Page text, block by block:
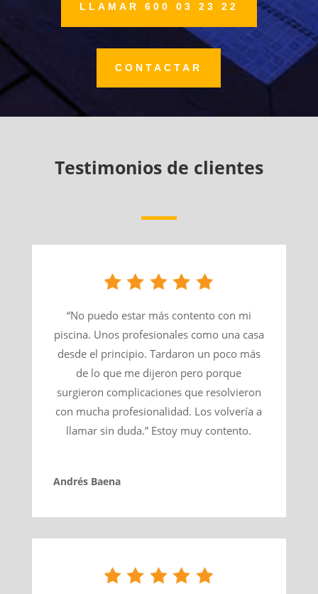
LLAMAR 600 03 23 22
CONTACTAR
Testimonios de clientes
“No puedo estar más contento con mi
piscina. Unos profesionales como una casa
desde el principio. Tardaron un poco más
de lo que me dijeron pero porque
surgieron complicaciones que resolvieron
con mucha profesionalidad. Los volvería a
llamar sin duda.” Estoy muy contento.
Andrés Baena